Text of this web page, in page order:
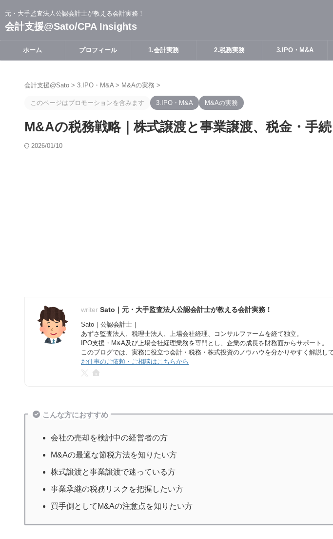
元・大手監査法人公認会計士が教える会計実務！
会計支援@Sato/CPA Insights
ホーム プロフィール 1.会計実務 2.税務実務 3.IPO・M&A
会計支援@Sato > 3.IPO・M&A > M&Aの実務 >
このページはプロモーションを含みます 3.IPO・M&A M&Aの実務
M&Aの税務戦略｜株式譲渡と事業譲渡、税金・手
2026/01/10
Sato｜元・大手監査法人公認会計士が教える会計実務！
Sato｜公認会計士｜
あずさ監査法人、税理士法人、上場会社経理、コンサルファームを経て独立。
IPO支援・M&A及び上場会社経理業務を専門とし、企業の成長を財務面からサポート。
このブログでは、実務に役立つ会計・税務・株式投資のノウハウを分かりやすく解説して
お仕事のご依頼・ご相談はこちらから
こんな方におすすめ
会社の売却を検討中の経営者の方
M&Aの最適な節税方法を知りたい方
株式譲渡と事業譲渡で迷っている方
事業承継の税務リスクを把握したい方
買手側としてM&Aの注意点を知りたい方